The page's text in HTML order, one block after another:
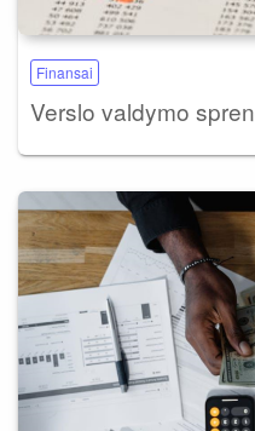
Finansai
Verslo valdymo